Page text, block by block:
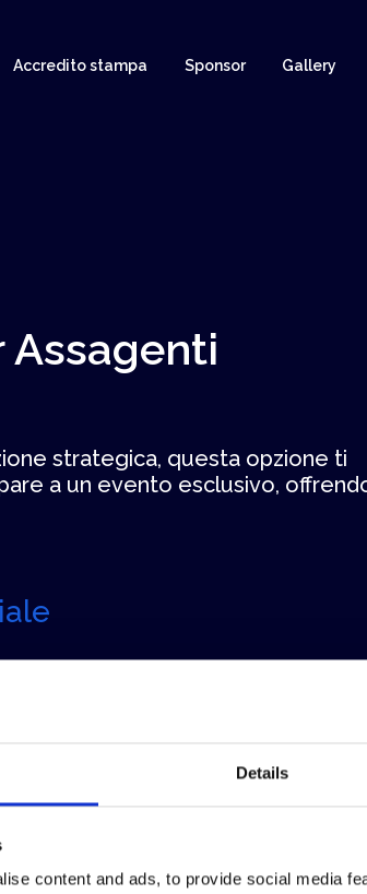
Details
content and ads, to provide social media
Accredito stampa Sponsor Gallery
Assagenti
strategica, questa opzione ti
a un evento esclusivo,